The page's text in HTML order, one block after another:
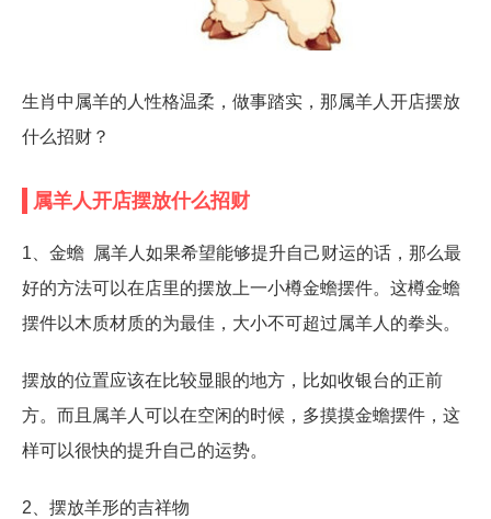
生肖中属羊的人性格温柔，做事踏实，那属羊人开店摆放
什么招财？
属羊人开店摆放什么招财
1、金蟾 属羊人如果希望能够提升自己财运的话，那么最
好的方法可以在店里的摆放上一小樽金蟾摆件。这樽金蟾
摆件以木质材质的为最佳，大小不可超过属羊人的拳头。
摆放的位置应该在比较显眼的地方，比如收银台的正前
方。而且属羊人可以在空闲的时候，多摸摸金蟾摆件，这
样可以很快的提升自己的运势。
2、摆放羊形的吉祥物